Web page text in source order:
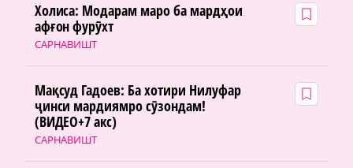
САРНАВИШТ
Холиса: Модарам маро ба мардҳои
афғон фурӯхт
САРНАВИШТ
Мақсуд Гадоев: Ба хотири Нилуфар
ҷинси мардиямро сӯзондам!
(ВИДЕО+7 акс)